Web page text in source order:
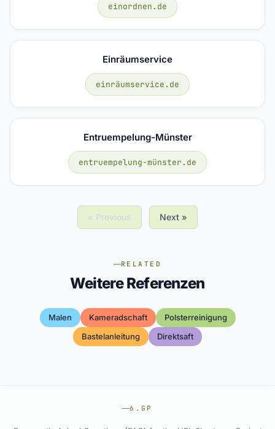
einordnen.de
Einräumservice
einräumservice.de
Entruempelung-Münster
entruempelung-münster.de
« Previous Next »
RELATED
Weitere Referenzen
Malen Kameradschaft
Polsterreinigung
Bastelanleitung
Direktsaft
6.GP